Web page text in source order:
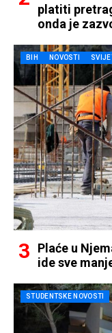
platiti
onda je
BIH NOVOSTI
Plaće u
ide sve
STUDENTSKE NOVOSTI